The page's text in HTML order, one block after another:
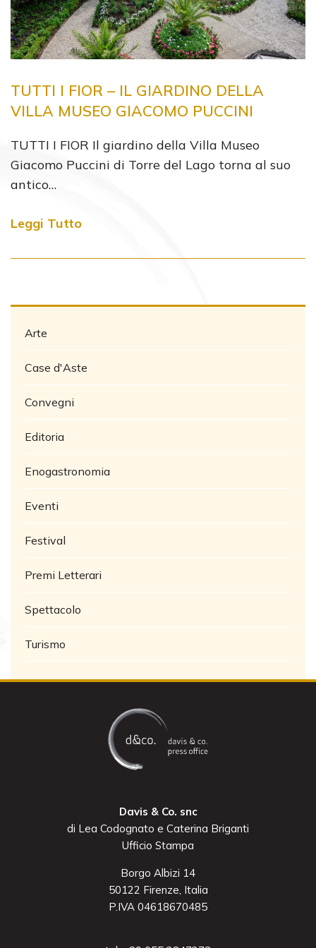
TUTTI I FIOR – IL GIARDINO DELLA
VILLA MUSEO GIACOMO PUCCINI
TUTTI I FIOR Il giardino della Villa Museo
Giacomo Puccini di Torre del Lago torna al suo
antico…
Leggi Tutto
Arte
Case d'Aste
Convegni
Editoria
Enogastronomia
Eventi
Festival
Premi Letterari
Spettacolo
Turismo
Davis & Co. snc
di Lea Codognato e Caterina Briganti
Ufficio Stampa
Borgo Albizi 14
50122 Firenze, Italia
P.IVA 04618670485